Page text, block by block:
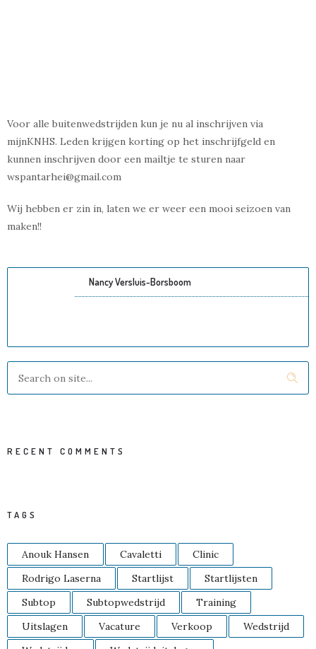
Voor alle buitenwedstrijden kun je nu al inschrijven via
mijnKNHS. Leden krijgen korting op het inschrijfgeld en
kunnen inschrijven door een mailtje te sturen naar
wspantarhei@gmail.com
Wij hebben er zin in, laten we er weer een mooi seizoen van
maken!!
Nancy Versluis-Borsboom
RECENT COMMENTS
TAGS
Anouk Hansen Cavaletti
Clinic
Rodrigo Laserna
Startlijst
Startlijsten
Subtop
Subtopwedstrijd
Training
Uitslagen
Vacature Verkoop
Wedstrijd